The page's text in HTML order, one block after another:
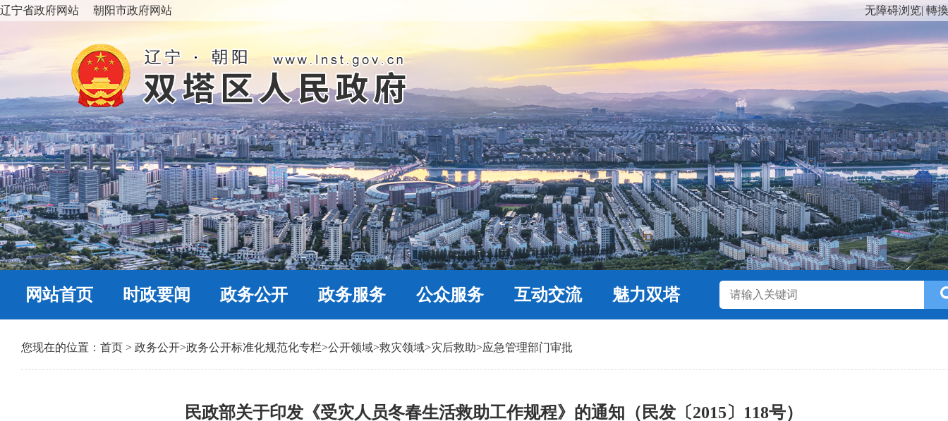
辽宁省政府网站 朝阳市政府网站 无障碍浏览| 轉
网站首页 时政要闻 政务公开 政务服务 公众服务 互动交流 魅力双塔
您现在的位置： 首页 > 政务公开>政务公开标准化规范化专栏>公开领域>救灾领域>灾后救助>应急管理部门审批
民政部关于印发《受灾人员冬春生活救助工作规程》的通知（民发〔2015〕118号）